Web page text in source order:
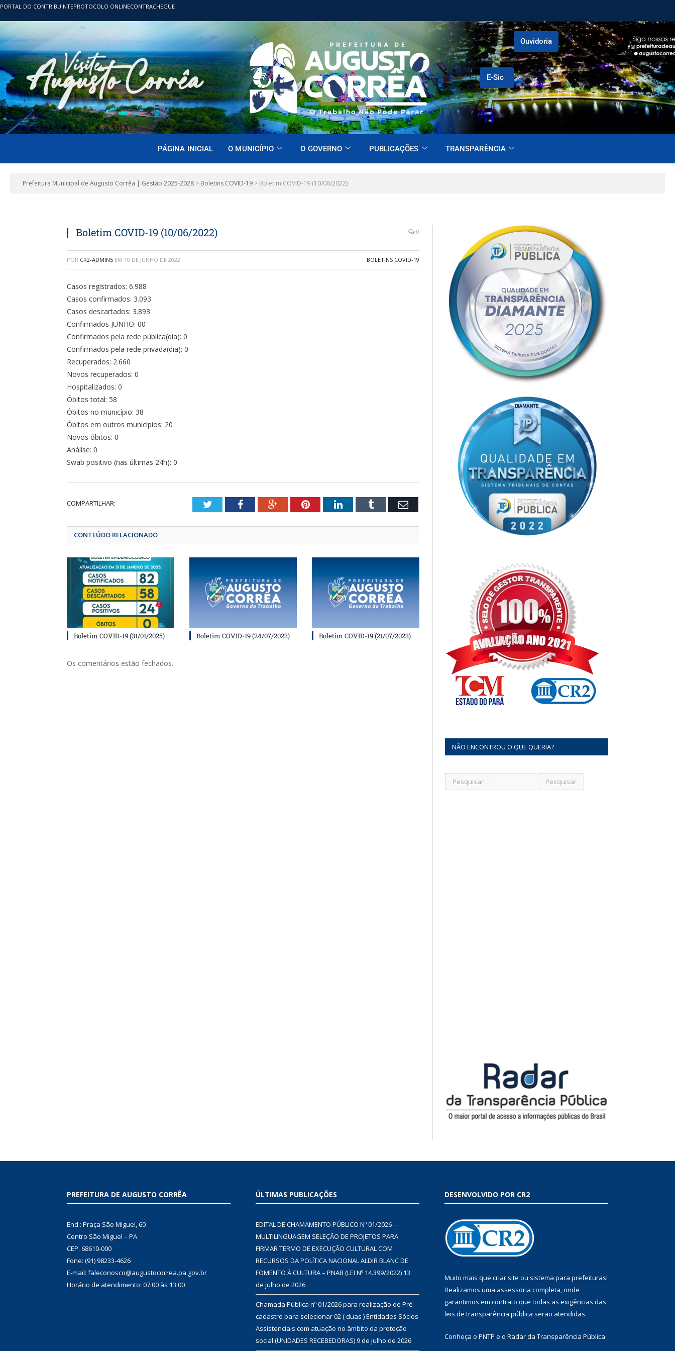
PORTAL DO CONTRIBUINTEPROTOCOLO ONLINECONTRACHEGUE
E-Sic
Ouvidoria
PÁGINA INICIAL O MUNICÍPIO O GOVERNO PUBLICAÇÕES TRANSPARÊNCIA
Prefeitura Municipal de Augusto Corrêa | Gestão 2025-2028 > Boletins COVID-19 > Boletim COVID-19 (10/06/2022)
Boletim COVID-19 (10/06/2022) 0
POR CR2-ADMIN5 EM 10 DE JUNHO DE 2022 BOLETINS COVID-19
Casos registrados: 6.988
Casos confirmados: 3.093
Casos descartados: 3.893
Confirmados JUNHO: 00
Confirmados pela rede pública(dia): 0
Confirmados pela rede privada(dia): 0
Recuperados: 2.660
Novos recuperados: 0
Hospitalizados: 0
Óbitos total: 58
Óbitos no município: 38
Óbitos em outros municípios: 20
Novos óbitos: 0
Análise: 0
Swab positivo (nas últimas 24h): 0
COMPARTILHAR: TwitterFacebookGoogle+Pinterest
LinkedInTumblrEmail
CONTEÚDO RELACIONADO
Boletim COVID-19 (31/01/2025) Boletim COVID-19 (24/07/2023) Boletim COVID-19 (21/07/2023)
Os comentários estão fechados.
NÃO ENCONTROU O QUE QUERIA?
PREFEITURA DE AUGUSTO CORRÊA
End.: Praça São Miguel, 60
Centro São Miguel – PA
CEP: 68610-000
Fone: (91) 98233-4626
E-mail: faleconosco@augustocorrea.pa.gov.br
Horário de atendimento: 07:00 às 13:00
ÚLTIMAS PUBLICAÇÕES
EDITAL DE CHAMAMENTO PÚBLICO Nº 01/2026 –
MULTILINGUAGEM SELEÇÃO DE PROJETOS PARA
FIRMAR TERMO DE EXECUÇÃO CULTURAL COM
RECURSOS DA POLÍTICA NACIONAL ALDIR BLANC DE
FOMENTO À CULTURA – PNAB (LEI Nº 14.399/2022) 13
de julho de 2026
Chamada Pública nº 01/2026 para realização de Pré-
cadastro para selecionar 02 ( duas ) Entidades Sócios
Assistenciais com atuação no âmbito da proteção
social (UNIDADES RECEBEDORAS)9 de julho de 2026
DESENVOLVIDO POR CR2
Muito mais que criar site ou sistema para prefeituras!
Realizamos uma assessoria completa, onde
garantimos em contrato que todas as exigências das
leis de transparência pública serão atendidas.
Conheça o PNTP e o Radar da Transparência Pública